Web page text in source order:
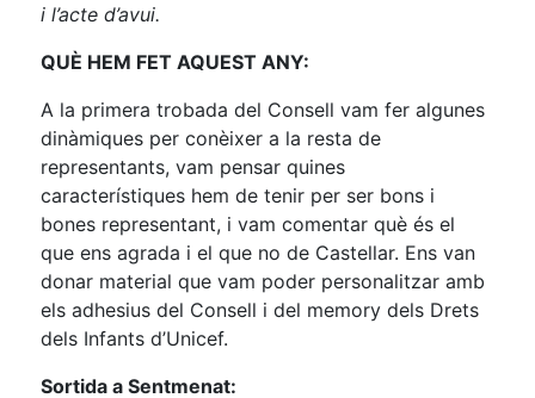
i l’acte d’avui.
QUÈ HEM FET AQUEST ANY:
A la primera trobada del Consell vam fer algunes
dinàmiques per conèixer a la resta de
representants, vam pensar quines
característiques hem de tenir per ser bons i
bones representant, i vam comentar què és el
que ens agrada i el que no de Castellar. Ens van
donar material que vam poder personalitzar amb
els adhesius del Consell i del memory dels Drets
dels Infants d’Unicef.
Sortida a Sentmenat: